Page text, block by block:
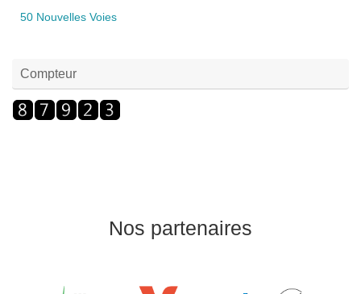
50 Nouvelles Voies
Compteur
Nos partenaires